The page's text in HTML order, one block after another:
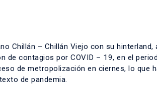
Chillán – Chillán Viejo con su hinterland,
de contagios por COVID – 19, en el
de metropolización en ciernes, lo que
de pandemia.